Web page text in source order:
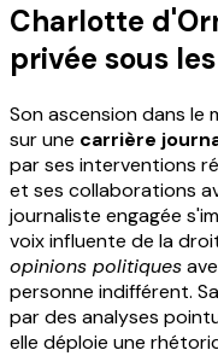
Charlotte
privée sous
Son ascension dans le
sur une carrière
par ses interventions
et ses collaborations
journaliste engagée
voix influente de la
opinions politiques
personne indifférent.
par des analyses
elle déploie une